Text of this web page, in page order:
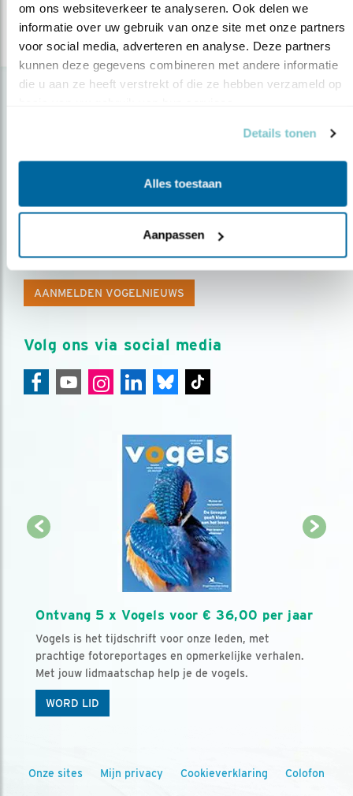
om ons websiteverkeer te analyseren. Ook delen we
informatie over uw gebruik van onze site met onze partners
voor social media, adverteren en analyse. Deze partners
kunnen deze gegevens combineren met andere informatie
die u aan ze heeft verstrekt of die ze hebben verzameld op
Details tonen
Alles toestaan
Aanpassen
lees meer
Op de hoogte blijven?
Meld je aan en ontvang nieuws, inspiratie, acties en tips
AANMELDEN VOGELNIEUWS
Volg ons via social media
Ontvang 5 x Vogels voor € 36,00 per jaar
Vogels is het tijdschrift voor onze leden, met
prachtige fotoreportages en opmerkelijke verhalen.
Met jouw lidmaatschap help je de vogels.
WORD LID
Onze sites Mijn privacy Cookieverklaring Colofon